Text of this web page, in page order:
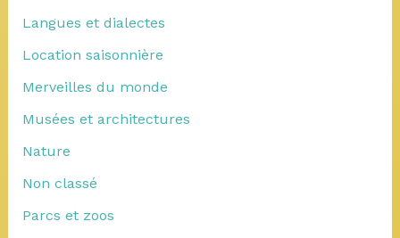
Langues et dialectes
Location saisonnière
Merveilles du monde
Musées et architectures
Nature
Non classé
Parcs et zoos